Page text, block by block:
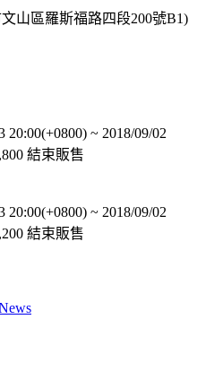
山區羅斯福路四段200號B1)
20:00(+0800) ~ 2018/09/02
結束販售
20:00(+0800) ~ 2018/09/02
結束販售